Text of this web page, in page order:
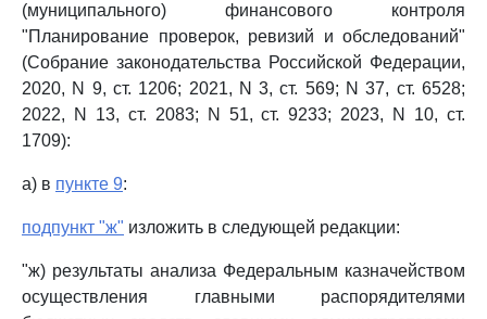
(муниципального) финансового контроля
"Планирование проверок, ревизий и обследований"
(Собрание законодательства Российской Федерации,
2020, N 9, ст. 1206; 2021, N 3, ст. 569; N 37, ст. 6528;
2022, N 13, ст. 2083; N 51, ст. 9233; 2023, N 10, ст.
1709):
а) в пункте 9:
подпункт "ж" изложить в следующей редакции:
"ж) результаты анализа Федеральным казначейством
осуществления главными распорядителями